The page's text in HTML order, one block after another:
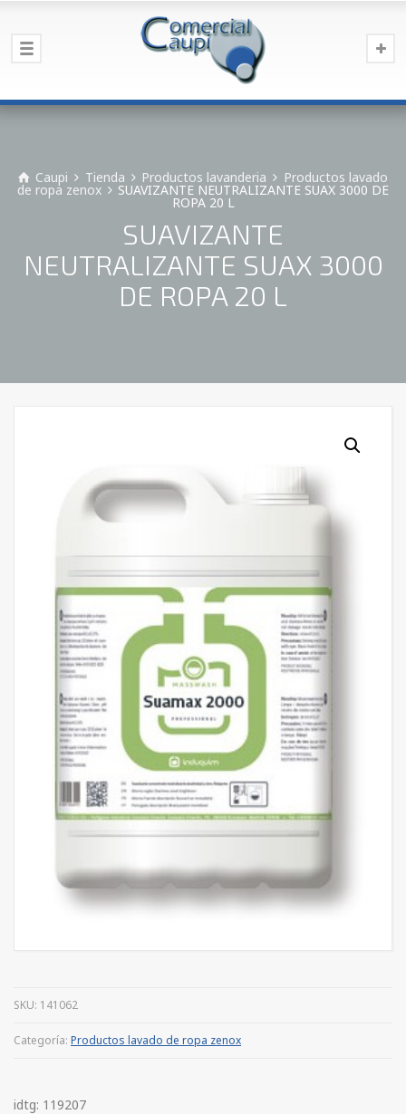
Caupi Tienda Productos lavanderia Productos lavado
de ropa zenox SUAVIZANTE NEUTRALIZANTE SUAX 3000 DE
ROPA 20 L
SUAVIZANTE
NEUTRALIZANTE SUAX 3000
DE ROPA 20 L
SKU: 141062
Categoría: Productos lavado de ropa zenox
idtg: 119207